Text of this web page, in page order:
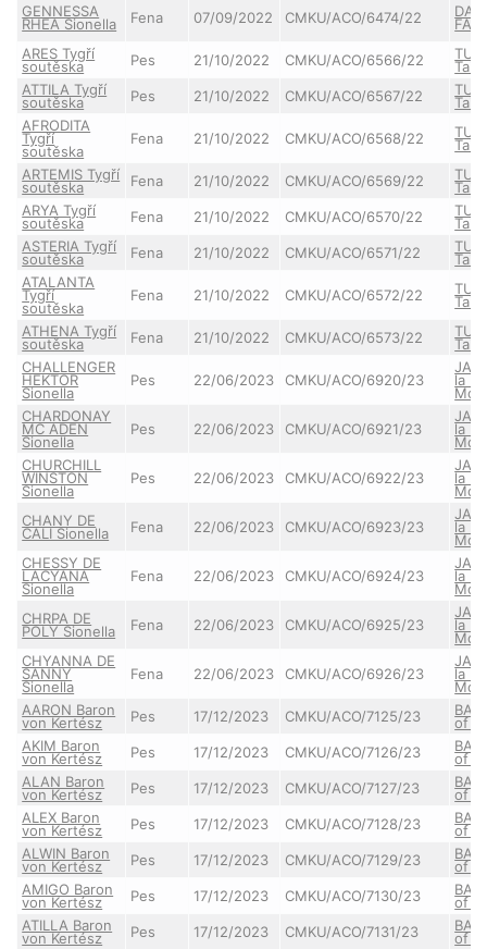
GENNESSA
RHEA Sionella Fena 07/09/2022 CMKU/ACO/6474/22
ARES Tygří
soutěska Pes 21/10/2022 CMKU/ACO/6566/22
ATTILA Tygří
soutěska Pes 21/10/2022 CMKU/ACO/6567/22
AFRODITA
Tygří
soutěska
Fena 21/10/2022 CMKU/ACO/6568/22
ARTEMIS Tygří
soutěska Fena 21/10/2022 CMKU/ACO/6569/22
ARYA Tygří
soutěska Fena 21/10/2022 CMKU/ACO/6570/22
ASTERIA Tygří
soutěska Fena 21/10/2022 CMKU/ACO/6571/22
ATALANTA
Tygří
soutěska
Fena 21/10/2022 CMKU/ACO/6572/22
ATHENA Tygří
soutěska Fena 21/10/2022 CMKU/ACO/6573/22
CHALLENGER
HEKTOR
Sionella
Pes 22/06/2023 CMKU/ACO/6920/23 la
CHARDONAY
MC ADEN
Sionella
Pes 22/06/2023 CMKU/ACO/6921/23 la
CHURCHILL
WINSTON
Sionella
Pes 22/06/2023 CMKU/ACO/6922/23 la
CHANY DE
CALI Sionella Fena 22/06/2023 CMKU/ACO/6923/23 la
CHESSY DE
LACYANA
Sionella
Fena 22/06/2023 CMKU/ACO/6924/23 la
CHRPA DE
POLY Sionella Fena 22/06/2023 CMKU/ACO/6925/23 la
CHYANNA DE
SANNY
Sionella
Fena 22/06/2023 CMKU/ACO/6926/23 la
AARON Baron
von Kertész Pes 17/12/2023 CMKU/ACO/7125/23
of
AKIM Baron
von Kertész Pes 17/12/2023 CMKU/ACO/7126/23
of
ALAN Baron
von Kertész Pes 17/12/2023 CMKU/ACO/7127/23
of
ALEX Baron
von Kertész Pes 17/12/2023 CMKU/ACO/7128/23
of
ALWIN Baron
von Kertész Pes 17/12/2023 CMKU/ACO/7129/23
of
AMIGO Baron
von Kertész Pes 17/12/2023 CMKU/ACO/7130/23
of
ATILLA Baron
von Kertész Pes 17/12/2023 CMKU/ACO/7131/23
of